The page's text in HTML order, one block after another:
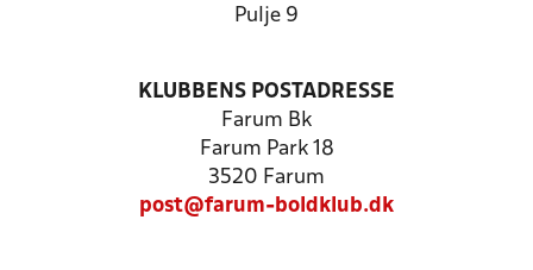
Pulje 9
KLUBBENS POSTADRESSE
Farum Bk
Farum Park 18
3520 Farum
post@farum-boldklub.dk